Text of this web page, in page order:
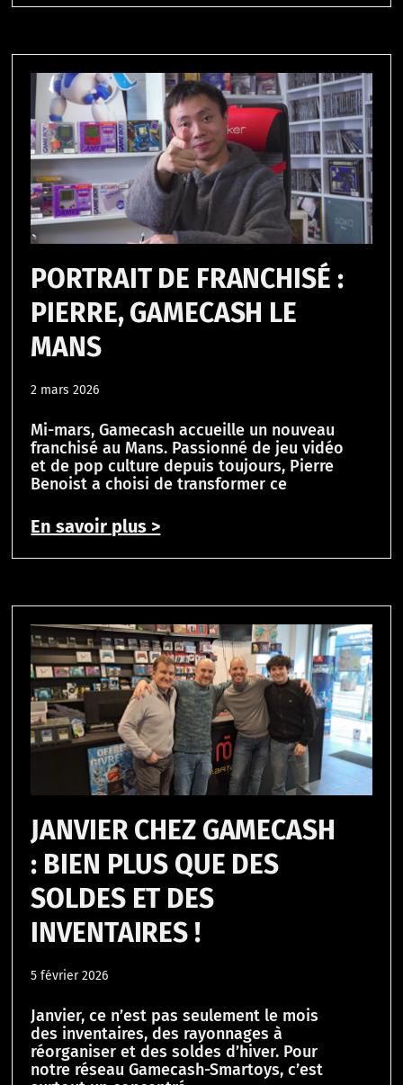
PORTRAIT DE FRANCHISÉ :
PIERRE, GAMECASH LE
MANS
2 mars 2026
Mi-mars, Gamecash accueille un nouveau
franchisé au Mans. Passionné de jeu vidéo
et de pop culture depuis toujours, Pierre
Benoist a choisi de transformer ce
En savoir plus >
JANVIER CHEZ GAMECASH
: BIEN PLUS QUE DES
SOLDES ET DES
INVENTAIRES !
5 février 2026
Janvier, ce n’est pas seulement le mois
des inventaires, des rayonnages à
réorganiser et des soldes d’hiver. Pour
notre réseau Gamecash-Smartoys, c’est